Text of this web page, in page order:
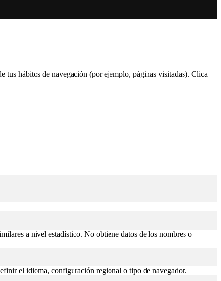
tus hábitos de navegación (por ejemplo, páginas visitadas). Clica
a nivel estadístico. No obtiene datos de los nombres o
el idioma, configuración regional o tipo de navegador.